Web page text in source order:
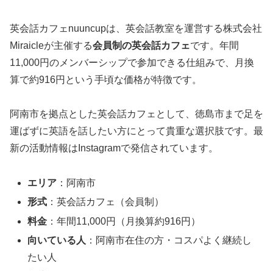
英会話カフェnuuncupは、英会話教室を運営する株式会社
Miraicleが主催する会員制の英会話カフェです。年間
11,000円のメンバーシップで参加できる仕組みで、月換
算で約916円という手頃な価格が特徴です。
阿南市を拠点とした英会話カフェとして、徳島市まで足を
運ばずに英語を話したい方にとって貴重な選択肢です。最
新の活動情報はInstagramで発信されています。
エリア ：阿南市
形式 ：英会話カフェ（会員制）
料金 ：年間11,000円（月換算約916円）
向いている人 ：阿南市在住の方・コスパよく継続し
たい人